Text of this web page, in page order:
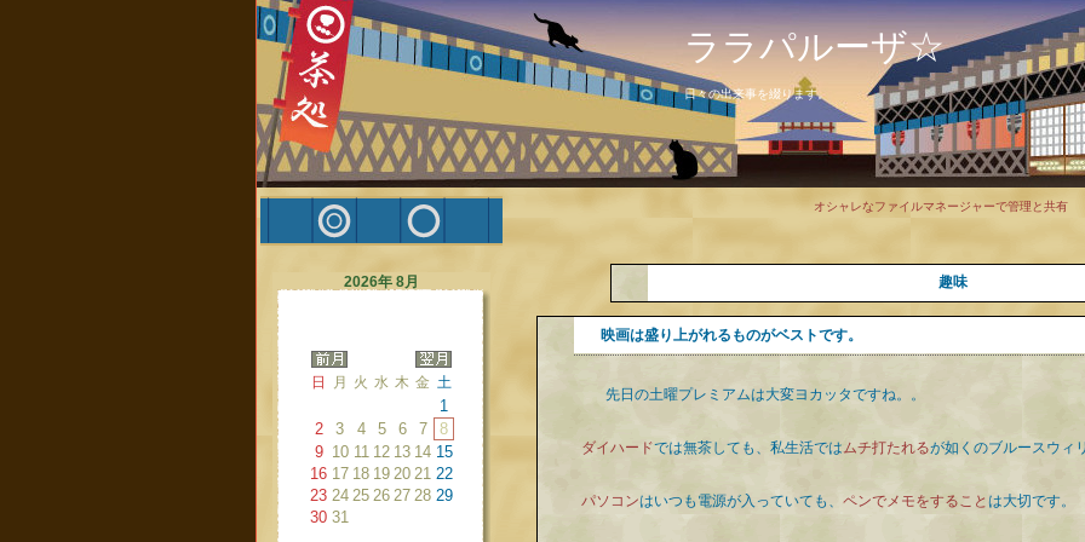
ララパルーザ☆
日々の出来事を綴ります。
2026年 8月
日 月 火 水 木 金 土
1
2
3 4 5 6 7
8
9 10 11 12 13 14 15
16 17 18 19 20 21 22
23 24 25 26 27 28 29
30 31
オシャレなファイルマネージャーで管理と共有
趣味
映画は盛り上がれるものがベストです。
先日の土曜プレミアムは大変ヨカッタですね。。
ダイハードでは無茶しても、私生活ではムチ打たれるが如くのブルースウィ
パソコンはいつも電源が入っていても、 ペンでメモをすること は大切です。